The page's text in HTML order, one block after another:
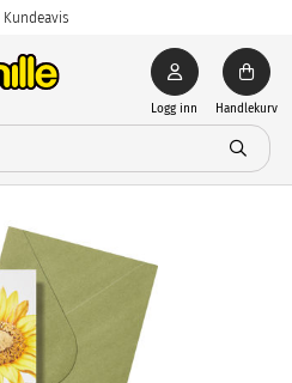
Kundeavis
Logg inn Handlekurv